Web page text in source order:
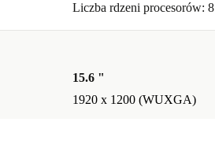
Liczba rdzeni procesorów: 8
15.6 "
1920 x 1200 (WUXGA)